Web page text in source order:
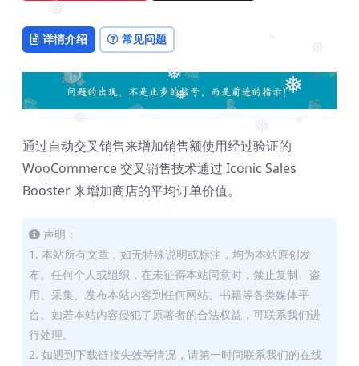
❅
❅
❅
❅
❅
❅
❅
❅
❅
详情介绍 常见问题
通过自动交叉销售来增加销售额使用经过验证的
WooCommerce 交叉销售技术通过 Iconic Sales
Booster 来增加商店的平均订单价值。
声明：
1. 本站所有文章，如无特殊说明或标注，均为本站原创发
布。任何个人或组织，在未征得本站同意时，禁止复制、盗
用、采集、发布本站内容到任何网站、书籍等各类媒体平
台。如若本站内容侵犯了原著者的合法权益，可联系我们进
行处理。
2. 如遇到下载链接失效等情况，请第一时间联系我们的在线